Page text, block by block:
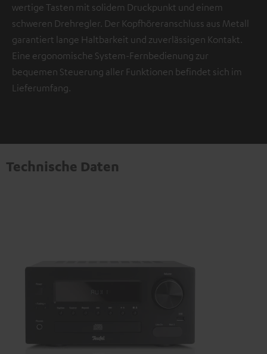
wertige Tasten mit solidem Druckpunkt und einem
schweren Drehregler. Der Kopfhöreranschluss aus Metall
garantiert lange Haltbarkeit und zuverlässigen Kontakt.
Eine ergonomische System-Fernbedienung zur
bequemen Steuerung aller Funktionen befindet sich im
Lieferumfang.
Technische Daten